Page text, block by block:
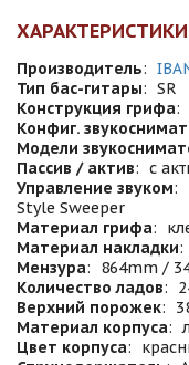
ХАРАКТЕРИСТИКИ
Производитель:
Тип бас-гитары: SR
Конструкция грифа:
Конфиг.
Модели
Пассив / актив: с
Управление звуком:
Style Sweeper
Материал грифа:
Материал накладки:
Мензура:
864mm /
Количество ладов:
Верхний порожек:
Материал корпуса:
Цвет корпуса: